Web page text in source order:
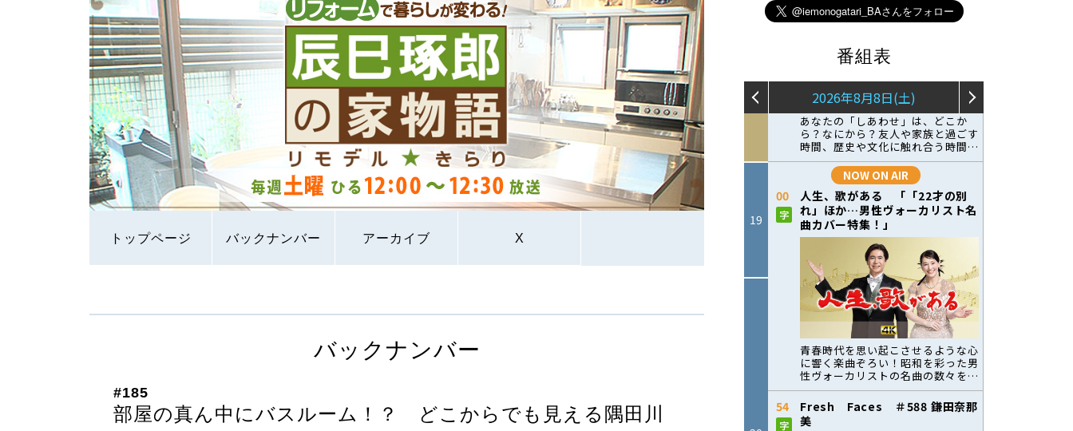
トップページ バックナンバー アーカイブ X
番組表
バックナンバー
#185
部屋の真ん中にバスルーム！？ どこからでも見える隅田川